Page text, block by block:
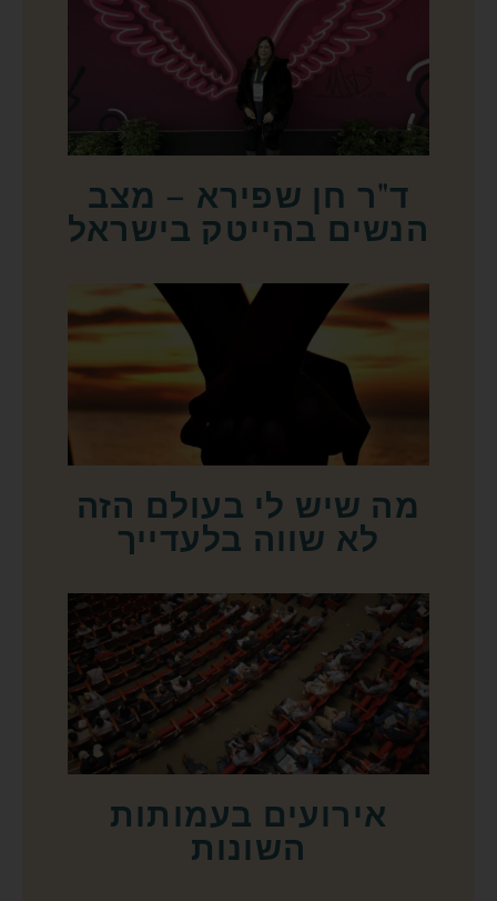
ד"ר חן שפירא – מצב
הנשים בהייטק בישראל
מה שיש לי בעולם הזה
לא שווה בלעדייך
אירועים בעמותות
השונות